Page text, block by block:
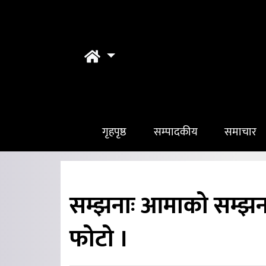
गृहपृष्ठ सम्पादकीय समाचार
सम्झनाः आमाको
फोटो ।